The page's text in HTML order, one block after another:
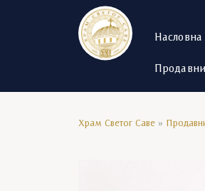
Насловна
Храм Светог Саве »